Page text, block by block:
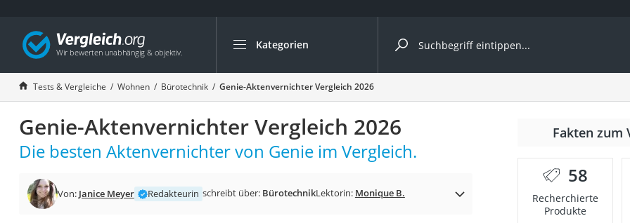
Kategorien
Die beliebtesten Vergleiche nach Kategorie
Wohnen
Matratzen-Topper
Matratzen
Konferenzlautsprecher
Badlüfter
Tests & Vergleiche Wohnen Bürotechnik Genie-Aktenvernichter Vergleich 2026
Genie-Aktenvernichter Vergleich 2026
Die besten Aktenvernichter von Genie im Vergleich.
Von: Janice Meyer Redakteurin schreibt über: BürotechnikLektorin: Monique B.
Fakten zum
58
Recherchierte
Produkte